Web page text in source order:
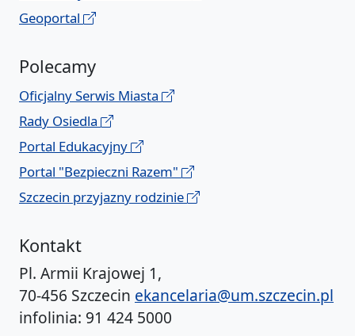
Geoportal
Polecamy
Oficjalny Serwis Miasta
Rady Osiedla
Portal Edukacyjny
Portal "Bezpieczni Razem"
Szczecin przyjazny rodzinie
Kontakt
Pl. Armii Krajowej 1,
70-456 Szczecin ekancelaria@um.szczecin.pl
infolinia: 91 424 5000